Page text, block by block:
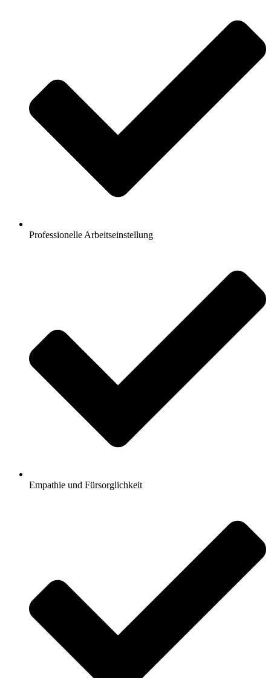
Professionelle Arbeitseinstellung
Empathie und Fürsorglichkeit